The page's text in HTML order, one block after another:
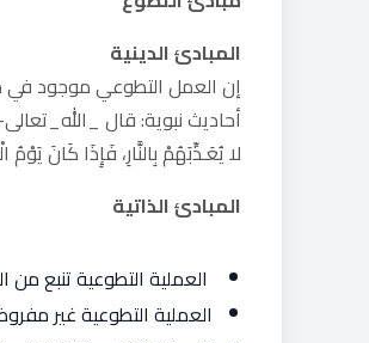
المبادئ الدينية
إن العمل التطوعي موجود في
لا يُعَـذِّبَهُمْ بِالنَّارِ، فَإِذَا كَانَ
المبادئ الذاتية
العملية التطوعية تنبع من
العملية التطوعية غير